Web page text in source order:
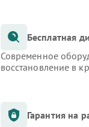
Бесплатная
Современное
восстановление в
Гарантия на